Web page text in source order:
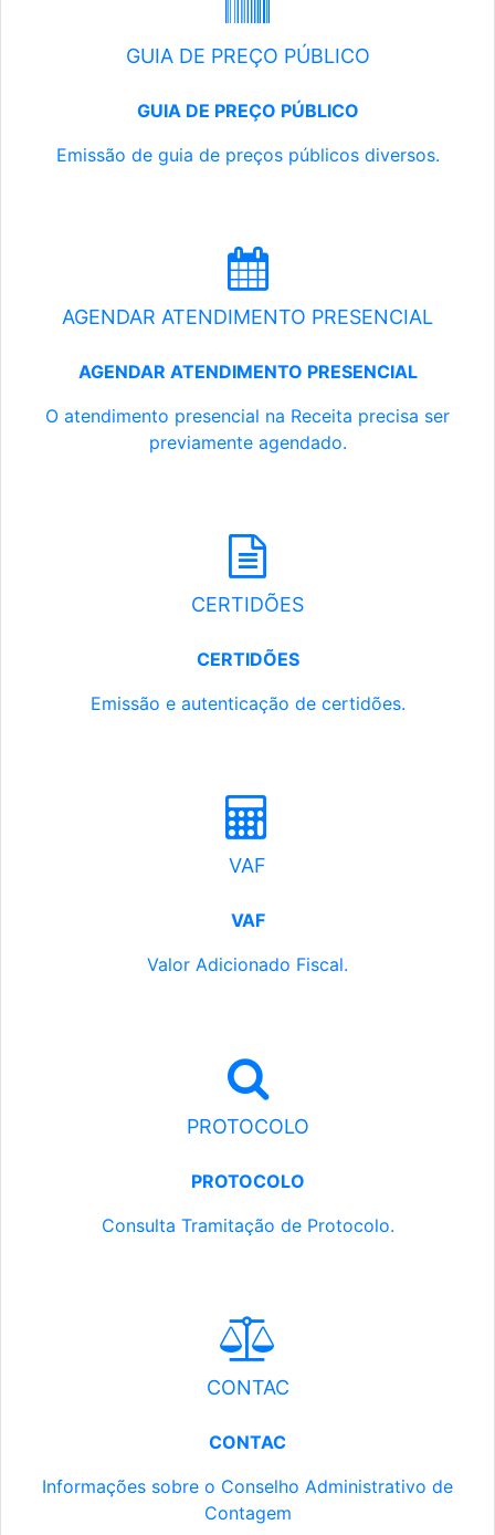
GUIA DE PREÇO PÚBLICO
GUIA DE PREÇO PÚBLICO
Emissão de guia de preços públicos diversos.
AGENDAR ATENDIMENTO PRESENCIAL
AGENDAR ATENDIMENTO PRESENCIAL
O atendimento presencial na Receita precisa ser
previamente agendado.
CERTIDÕES
CERTIDÕES
Emissão e autenticação de certidões.
VAF
VAF
Valor Adicionado Fiscal.
PROTOCOLO
PROTOCOLO
Consulta Tramitação de Protocolo.
CONTAC
CONTAC
Informações sobre o Conselho Administrativo de
Contagem